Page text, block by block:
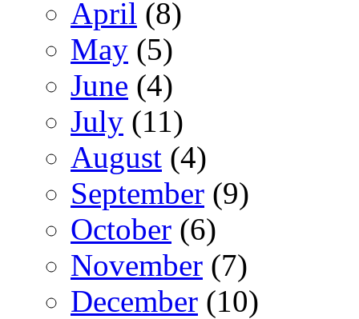
April (8)
May (5)
June (4)
July (11)
August (4)
September (9)
October (6)
November (7)
December (10)